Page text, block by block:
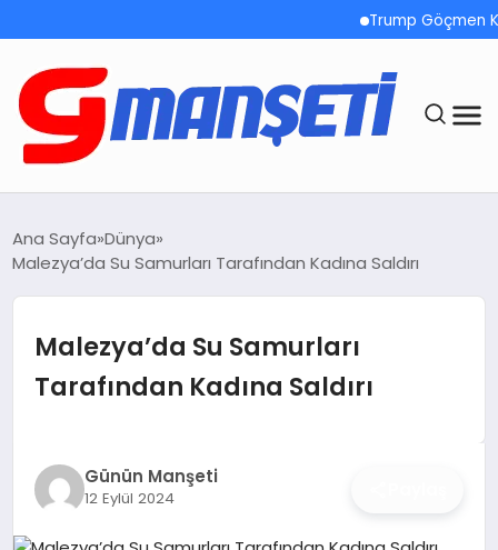
Trump Göçmen
DEMOLAR
MEGA MENÜ
TEKNOLOJI
İŞ DÜNYASI
Ana Sayfa Dünya
Malezya’da Su Samurları Tarafından Kadına Saldırı
Malezya’da Su Samurları
Tarafından Kadına Saldırı
Günün Manşeti
12 Eylül 2024